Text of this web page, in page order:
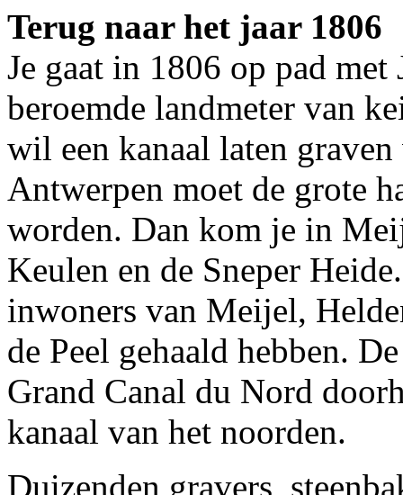
Terug naar het jaar 1806
Je gaat in 1806 op pad met
beroemde landmeter van
wil een kanaal laten
Antwerpen moet de grote
worden. Dan kom je in
Keulen en de Sneper
inwoners van Meijel,
de Peel gehaald hebben.
Grand Canal du Nord
kanaal van het noorden.
Duizenden gravers,